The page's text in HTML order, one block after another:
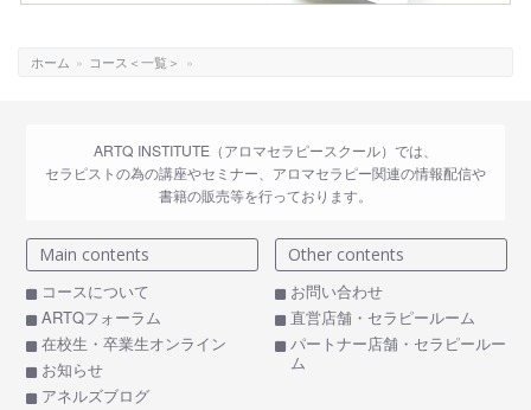
ホーム » コース＜一覧＞ »
ARTQ INSTITUTE（アロマセラピースクール）では、
セラピストの為の講座やセミナー、アロマセラピー関連の情報配信や
書籍の販売等を行っております。
Main contents
コースについて
ARTQフォーラム
在校生・卒業生オンライン
お知らせ
アネルズブログ
Other contents
お問い合わせ
直営店舗・セラピールーム
パートナー店舗・セラピールー
ム